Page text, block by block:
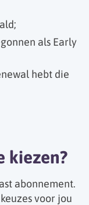
als Early
hebt die
kiezen?
abonnement.
voor jou